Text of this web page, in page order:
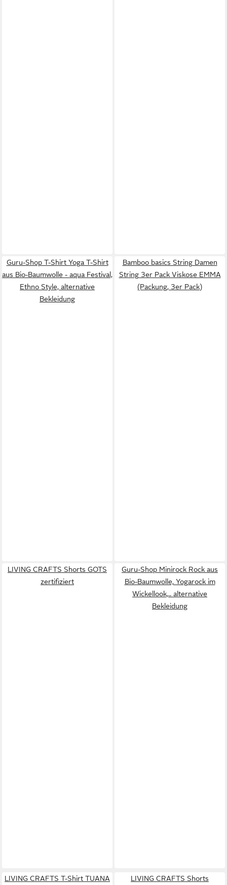
Guru-Shop T-Shirt Yoga T-Shirt
aus Bio-Baumwolle - aqua Festival,
Ethno Style, alternative
Bekleidung
Bamboo basics String Damen
String 3er Pack Viskose EMMA
(Packung, 3er Pack)
LIVING CRAFTS Shorts GOTS
zertifiziert
Guru-Shop Minirock Rock aus
Bio-Baumwolle, Yogarock im
Wickellook,.. alternative
Bekleidung
LIVING CRAFTS T-Shirt TUANA LIVING CRAFTS Shorts